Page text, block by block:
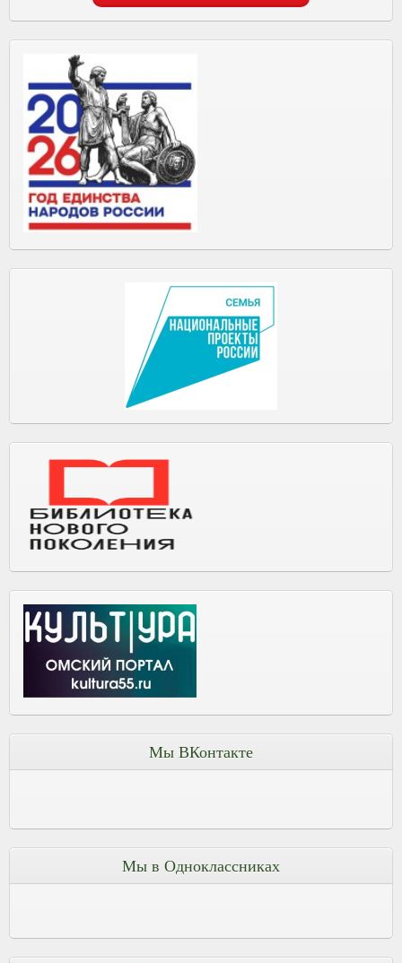
Мы ВКонтакте
Мы в Одноклассниках